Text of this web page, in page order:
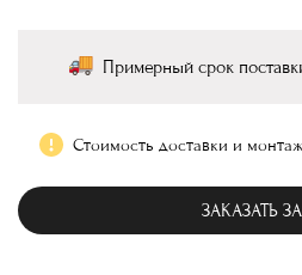
Примерный срок
Стоимость доставки и
ЗАКАЗАТЬ